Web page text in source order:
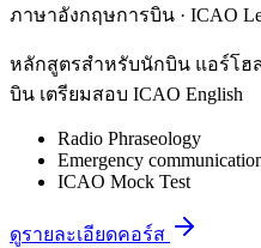
ภาษาอังกฤษการบิน · ICAO
หลักสูตรสำหรับนักบิน แอร์โฮ
บิน เตรียมสอบ ICAO English
Radio Phraseology
Emergency
ICAO Mock Test
ดูรายละเอียดคอร์ส